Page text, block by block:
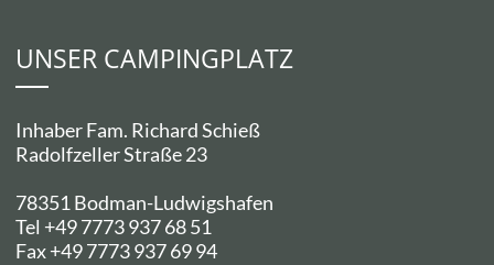
UNSER CAMPINGPLATZ
Inhaber Fam. Richard Schieß
Radolfzeller Straße 23
78351 Bodman-Ludwigshafen
Tel +49 7773 937 68 51
Fax +49 7773 937 69 94